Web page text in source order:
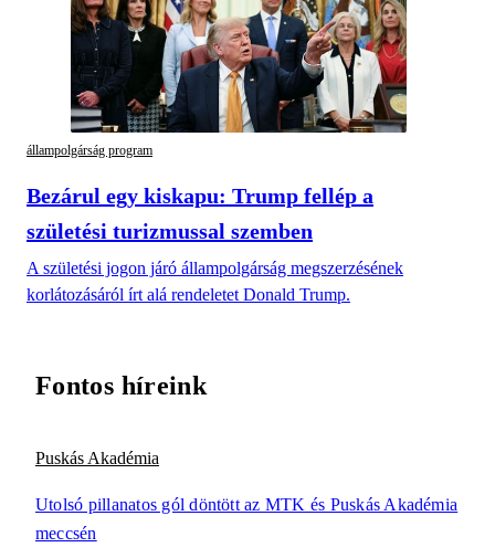
állampolgárság program
Bezárul egy kiskapu: Trump fellép a
születési turizmussal szemben
A születési jogon járó állampolgárság megszerzésének
korlátozásáról írt alá rendeletet Donald Trump.
Fontos híreink
Puskás Akadémia
Utolsó pillanatos gól döntött az MTK és Puskás Akadémia
meccsén